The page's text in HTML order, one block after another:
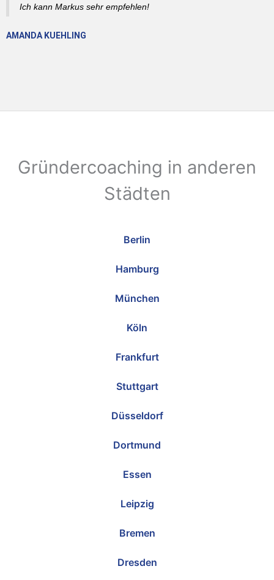
Ich kann Markus sehr empfehlen!
AMANDA KUEHLING
Gründercoaching in anderen
Städten
Berlin
Hamburg
München
Köln
Frankfurt
Stuttgart
Düsseldorf
Dortmund
Essen
Leipzig
Bremen
Dresden